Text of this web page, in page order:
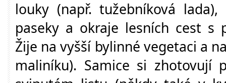
louky (např. tužebníková
paseky a okraje lesních cest s
Žije na vyšší bylinné vegetaci a
maliníku). Samice si zhotovují